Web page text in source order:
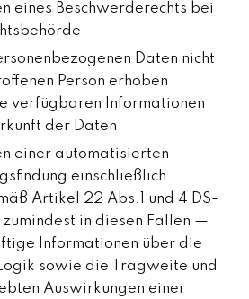
eines Beschwerderechts bei
Daten nicht
Person erhoben
verfügbaren Informationen
der Daten
einer automatisierten
einschließlich
Artikel 22 Abs.1 und 4 DS-
in diesen Fällen —
Informationen über die
sowie die Tragweite und
Auswirkungen einer